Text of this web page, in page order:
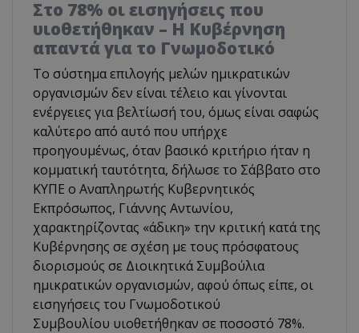
Στο 78% οι εισηγήσεις που
υιοθετήθηκαν – Η Κυβέρνηση
απαντά για το Γνωμοδοτικό
Το σύστημα επιλογής μελών ημικρατικών
οργανισμών δεν είναι τέλειο και γίνονται
ενέργειες για βελτίωσή του, όμως είναι σαφώς
καλύτερο από αυτό που υπήρχε
προηγουμένως, όταν βασικό κριτήριο ήταν η
κομματική ταυτότητα, δήλωσε το Σάββατο στο
ΚΥΠΕ ο Αναπληρωτής Κυβερνητικός
Εκπρόσωπος, Γιάννης Αντωνίου,
χαρακτηρίζοντας «άδικη» την κριτική κατά της
Κυβέρνησης σε σχέση με τους πρόσφατους
διορισμούς σε Διοικητικά Συμβούλια
ημικρατικών οργανισμών, αφού όπως είπε, οι
εισηγήσεις του Γνωμοδοτικού
Συμβουλίου υιοθετήθηκαν σε ποσοστό 78%.